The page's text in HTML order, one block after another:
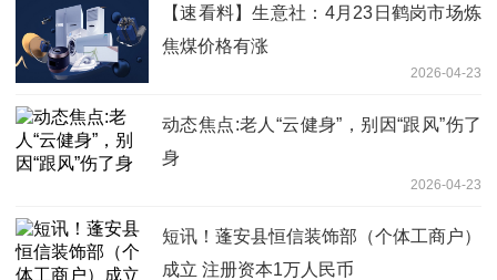
【速看料】生意社：4月23日鹤岗市场炼
焦煤价格有涨
2026-04-23
动态焦点:老人“云健身”，别因“跟风”伤了
身
2026-04-23
短讯！蓬安县恒信装饰部（个体工商户）
成立 注册资本1万人民币